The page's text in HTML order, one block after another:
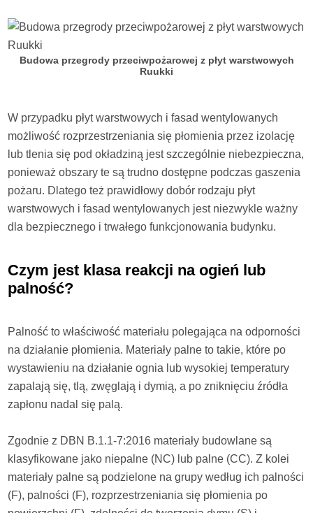
Budowa przegrody przeciwpożarowej z płyt warstwowych
Ruukki
W przypadku płyt warstwowych i fasad wentylowanych
możliwość rozprzestrzeniania się płomienia przez izolację
lub tlenia się pod okładziną jest szczególnie niebezpieczna,
ponieważ obszary te są trudno dostępne podczas gaszenia
pożaru. Dlatego też prawidłowy dobór rodzaju płyt
warstwowych i fasad wentylowanych jest niezwykle ważny
dla bezpiecznego i trwałego funkcjonowania budynku.
Czym jest klasa reakcji na ogień lub
palność?
Palność to właściwość materiału polegająca na odporności
na działanie płomienia. Materiały palne to takie, które po
wystawieniu na działanie ognia lub wysokiej temperatury
zapalają się, tlą, zwęglają i dymią, a po zniknięciu źródła
zapłonu nadal się palą.
Zgodnie z DBN B.1.1-7:2016 materiały budowlane są
klasyfikowane jako niepalne (NC) lub palne (CC). Z kolei
materiały palne są podzielone na grupy według ich palności
(F), palności (F), rozprzestrzeniania się płomienia po